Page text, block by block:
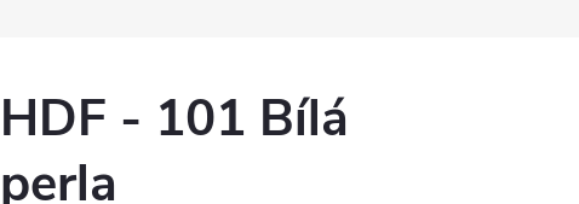
HDF - 101 Bílá
perla